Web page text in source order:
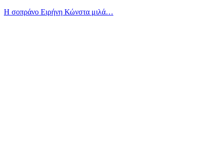
Η σοπράνο Ειρήνη Κώνστα μιλά…